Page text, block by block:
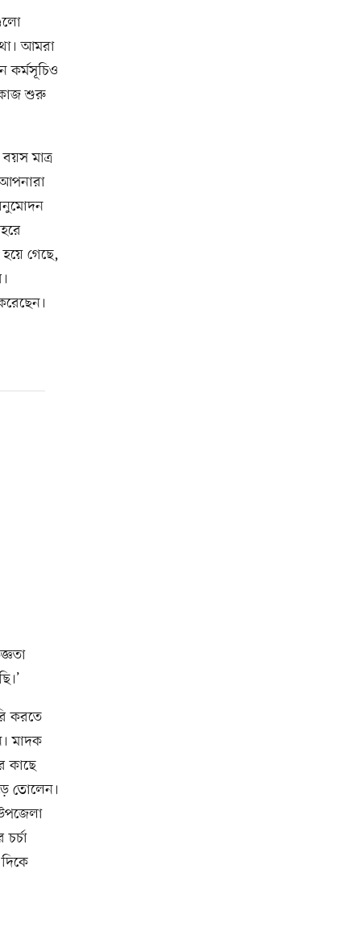
আমরা
কর্মসূচিও
কাজ শুরু
মাত্র
গেছে,
করতে
মাদক
কাছে
তোলেন।